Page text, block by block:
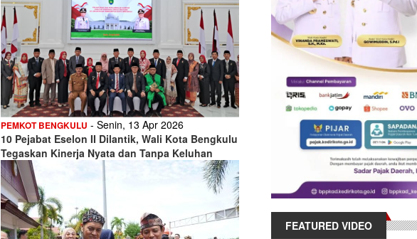
PEMKOT BENGKULU - Senin, 13 Apr 2026
10 Pejabat Eselon II Dilantik, Wali Kota Bengkulu
Tegaskan Kinerja Nyata dan Tanpa Keluhan
FEATURED VIDEO